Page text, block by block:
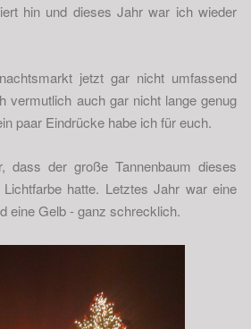
hin und dieses Jahr war ich wieder
jetzt gar nicht umfassend
vermutlich auch gar nicht lange genug
paar Eindrücke habe ich für euch.
dass der große Tannenbaum dieses
hatte. Letztes Jahr war eine
eine Gelb - ganz schrecklich.